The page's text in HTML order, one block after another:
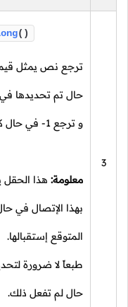
3
()
ترجع نص يمثل
حال تم تحديدها
و ترجع 1- في حال
معلومة: هذا الحقل
بهذا الإتصال في
المتوقع إستقبالها.
طبعاً لا ضرورة
حال لم تفعل ذلك.